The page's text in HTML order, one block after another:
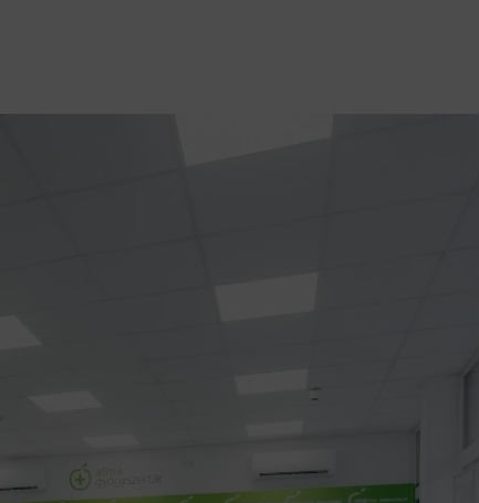
Ki akarsz törni. De miből?
Az ördög még mindig Pradát visel. De te miért öltözöl hozzá?